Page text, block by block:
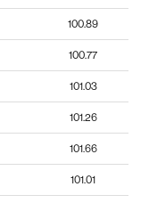
100.89
100.77
101.03
101.26
101.66
101.01